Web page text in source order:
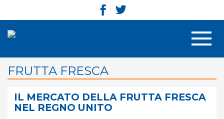
FRUTTA FRESCA
IL MERCATO DELLA FRUTTA FRESCA
NEL REGNO UNITO